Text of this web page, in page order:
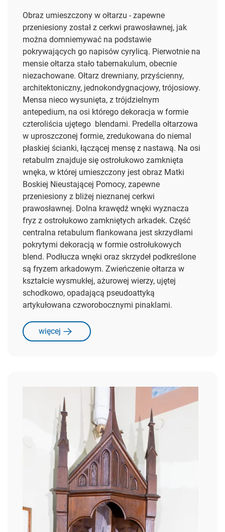
Obraz umieszczony w ołtarzu - zapewne
przeniesiony został z cerkwi prawosławnej, jak
można domniemywać na podstawie
pokrywających go napisów cyrylicą. Pierwotnie na
mensie ołtarza stało tabernakulum, obecnie
niezachowane. Ołtarz drewniany, przyścienny,
architektoniczny, jednokondygnacjowy, trójosiowy.
Mensa nieco wysunięta, z trójdzielnym
antepedium, na osi którego dekoracja w formie
czteroliścia ujętego blendami. Predella ołtarzowa
w uproszczonej formie, zredukowana do niemal
płaskiej ścianki, łączącej mensę z nastawą. Na osi
retabulm znajduje się ostrołukowo zamknięta
wnęka, w której umieszczony jest obraz Matki
Boskiej Nieustającej Pomocy, zapewne
przeniesiony z bliżej nieznanej cerkwi
prawosławnej. Dolna krawędź wnęki wyznacza
fryz z ostrołukowo zamkniętych arkadek. Część
centralna retabulum flankowana jest skrzydłami
pokrytymi dekoracją w formie ostrołukowych
blend. Podłucza wnęki oraz skrzydeł podkreślone
są fryzem arkadowym. Zwieńczenie ołtarza w
kształcie wysmukłej, ażurowej wierzy, ujętej
schodkowo, opadającą pseudoattyką
artykułowana czworobocznymi pinaklami.
więcej